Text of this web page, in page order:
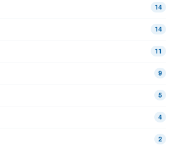
14
14
11
9
5
4
2